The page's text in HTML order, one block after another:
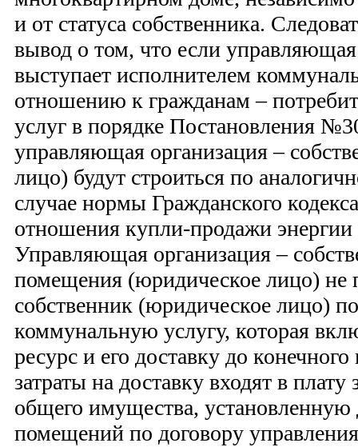
и от статуса собственника.
вывод о том, что если управляющая
выступает исполнителем
отношению к гражданам –
услуг в порядке Постановления
управляющая организация –
лицо) будут строиться по
случае нормы Гражданского
отношения купли-продажи
Управляющая организация –
помещения (юридическое лицо) не
собственник (юридическое лицо)
коммунальную услугу, которая
ресурс и его доставку до
затраты на доставку входят в
общего имущества, установленную
помещений по договору